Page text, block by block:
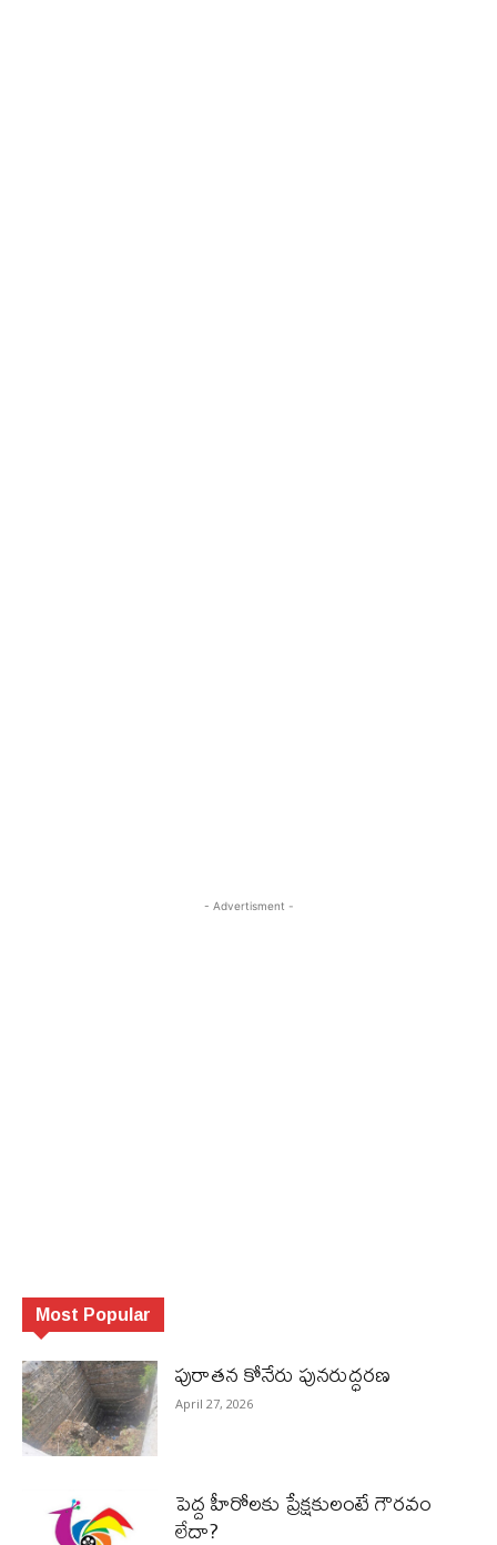
- Advertisment -
Most Popular
పురాత‌న కోనేరు పున‌రుద్ధ‌ర‌ణ
April 27, 2026
పెద్ద హీరోల‌కు ప్రేక్ష‌కులంటే గౌర‌వం
లేదా?